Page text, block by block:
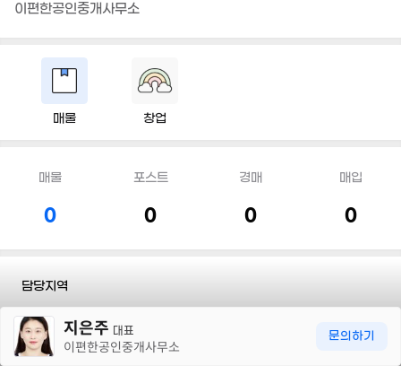
이편한공인중개사무소
매물 창업
매물
0
포스트
0
경매
0
매입
0
담당지역
전화 지은주 대표
이편한공인중개사무소
문의하기